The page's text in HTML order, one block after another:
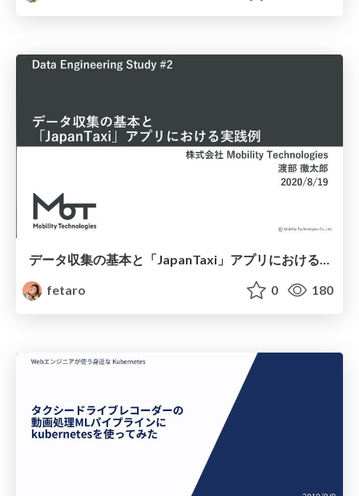
データ収集の基本と「JapanTaxi」アプリにおける実践例
fetaro
0 180